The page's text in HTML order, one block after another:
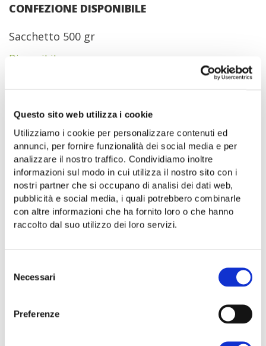
Questo sito web utilizza i cookie
Utilizziamo i cookie per personalizzare contenuti ed
annunci, per fornire funzionalità dei social media e per
analizzare il nostro traffico. Condividiamo inoltre
informazioni sul modo in cui utilizza il nostro sito con i
nostri partner che si occupano di analisi dei dati web,
pubblicità e social media, i quali potrebbero combinarle
con altre informazioni che ha fornito loro o che hanno
raccolto dal suo utilizzo dei loro servizi.
delNecessari
Preferenze
CONFEZIONE DISPONIBILE
Sacchetto 500 gr
Disponibile
Categoria:LEGUMI E CEREALI
Share:
Descrizione Informazioni aggiuntive
Lenticchie piccole rosse del Salento. Antico e
Possiedono ottime proprietà nutritive, sono
vegetali, fibre, vitamine e sali minerali. Le